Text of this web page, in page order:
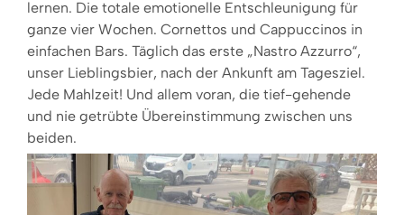
lernen. Die totale emotionelle Entschleunigung für
ganze vier Wochen. Cornettos und Cappuccinos in
einfachen Bars. Täglich das erste „Nastro Azzurro“,
unser Lieblingsbier, nach der Ankunft am Tagesziel.
Jede Mahlzeit! Und allem voran, die tief-gehende
und nie getrübte Übereinstimmung zwischen uns
beiden.